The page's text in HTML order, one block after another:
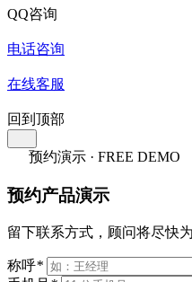
QQ咨询
电话咨询
在线客服
回到顶部
预约演示 · FREE DEMO
预约产品演示
留下联系方式，顾问将尽快
称呼*